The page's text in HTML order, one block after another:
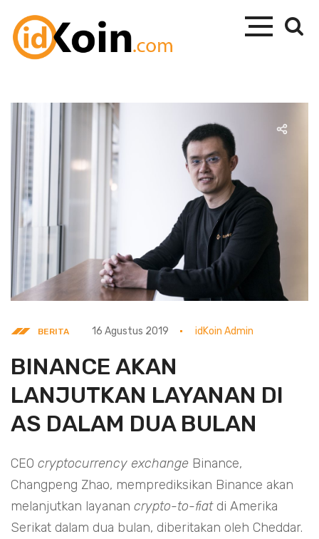
BERITA 16 Agustus 2019 idKoin Admin
BINANCE AKAN
LANJUTKAN LAYANAN DI
AS DALAM DUA BULAN
CEO cryptocurrency exchange Binance,
Changpeng Zhao, memprediksikan Binance akan
melanjutkan layanan crypto-to-fiatdi Amerika
Serikat dalam dua bulan, diberitakan oleh Cheddar.